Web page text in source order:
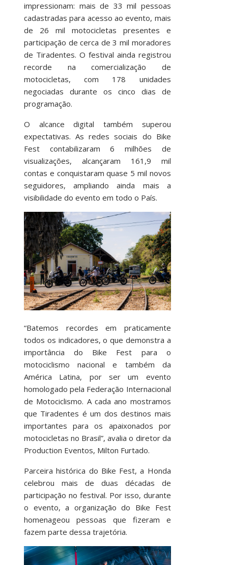
impressionam: mais de 33 mil pessoas
cadastradas para acesso ao evento, mais
de 26 mil motocicletas presentes e
participação de cerca de 3 mil moradores
de Tiradentes. O festival ainda registrou
recorde na comercialização de
motocicletas, com 178 unidades
negociadas durante os cinco dias de
programação.
O alcance digital também superou
expectativas. As redes sociais do Bike
Fest contabilizaram 6 milhões de
visualizações, alcançaram 161,9 mil
contas e conquistaram quase 5 mil novos
seguidores, ampliando ainda mais a
visibilidade do evento em todo o País.
“Batemos recordes em praticamente
todos os indicadores, o que demonstra a
importância do Bike Fest para o
motociclismo nacional e também da
América Latina, por ser um evento
homologado pela Federação Internacional
de Motociclismo. A cada ano mostramos
que Tiradentes é um dos destinos mais
importantes para os apaixonados por
motocicletas no Brasil”, avalia o diretor da
Production Eventos, Milton Furtado.
Parceira histórica do Bike Fest, a Honda
celebrou mais de duas décadas de
participação no festival. Por isso, durante
o evento, a organização do Bike Fest
homenageou pessoas que fizeram e
fazem parte dessa trajetória.